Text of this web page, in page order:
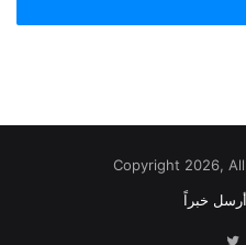
أرسل خبراً